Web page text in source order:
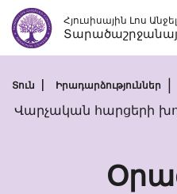
Անցնել
բովանդակությանը
Հյուսիսային Լոս
Տուն Իրադարձություններ
Վարչական հարցերի